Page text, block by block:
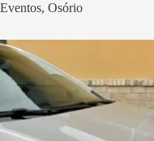
Eventos, Osório